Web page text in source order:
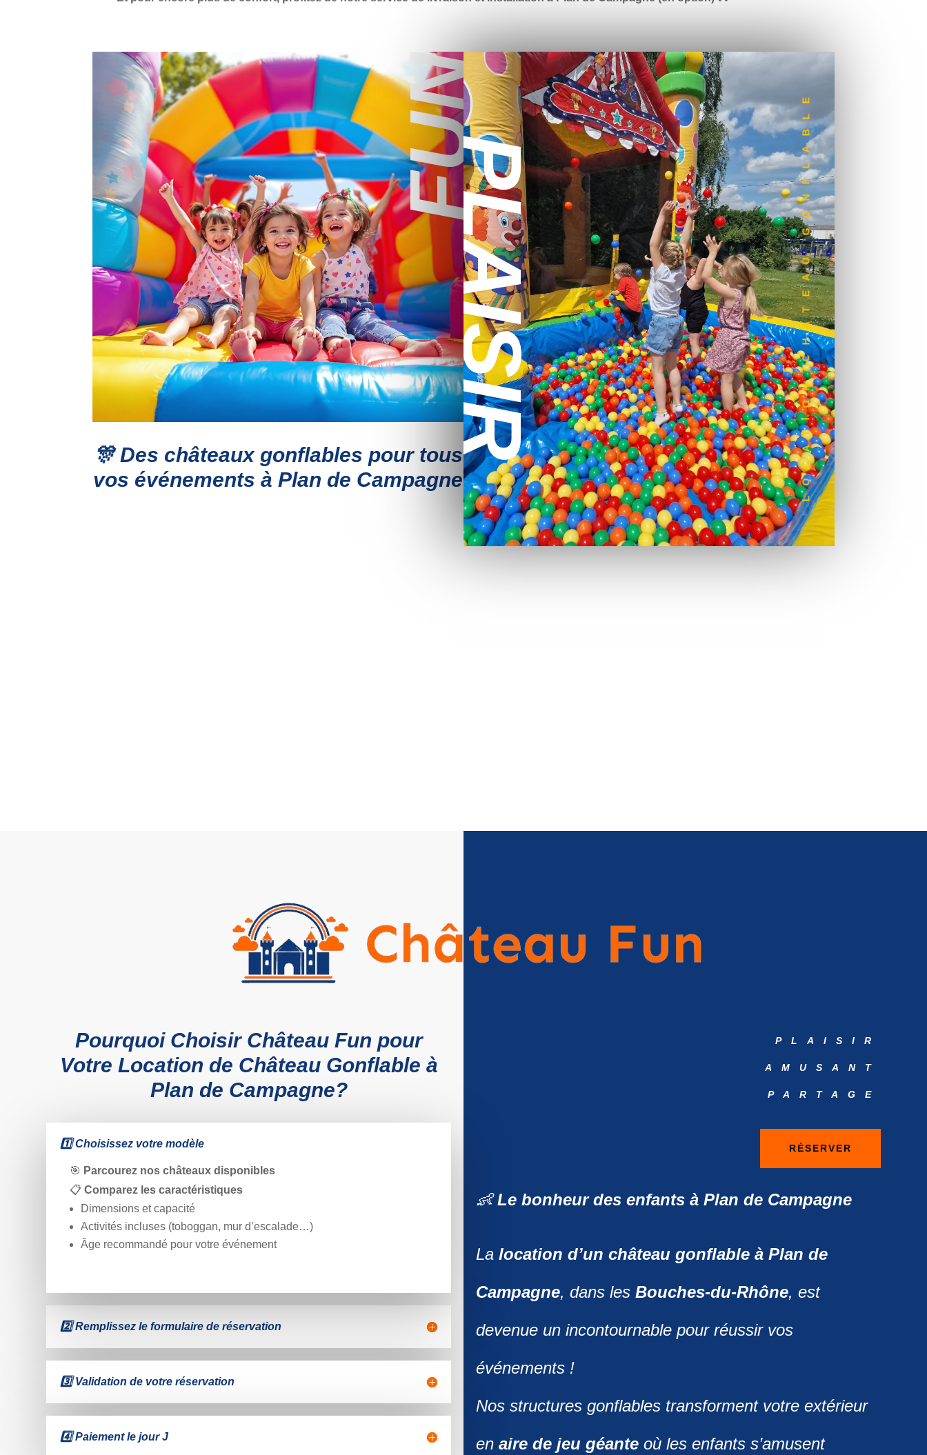
🎊Des châteaux gonflables pour tous
vos événements à Plan de Campagne
FUNPLAISIR LOCATION CHATEAU GONFLABLE
Pourquoi Choisir Château Fun pour
Votre Location de Château Gonflable à
Plan de Campagne?
1️⃣ Choisissez votre modèle
🎯 Parcourez nos châteaux disponibles
📋Comparez les caractéristiques
Dimensions et capacité
Activités incluses (toboggan, mur d’escalade…)
Âge recommandé pour votre événement
2️⃣ Remplissez le formulaire de réservation
3️⃣ Validation de votre réservation
4️⃣ Paiement le jour J
PLAISIR
AMUSANT
PARTAGE
RÉSERVER
👶Le bonheur des enfants à Plan de Campagne
Lalocation d’un château gonflable à Plan de
Campagne, dans lesBouches-du-Rhône, est
devenue un incontournable pour réussir vos
événements !
Nos structures gonflables transforment votre extérieur
enaire de jeu géante où les enfants s’amusent